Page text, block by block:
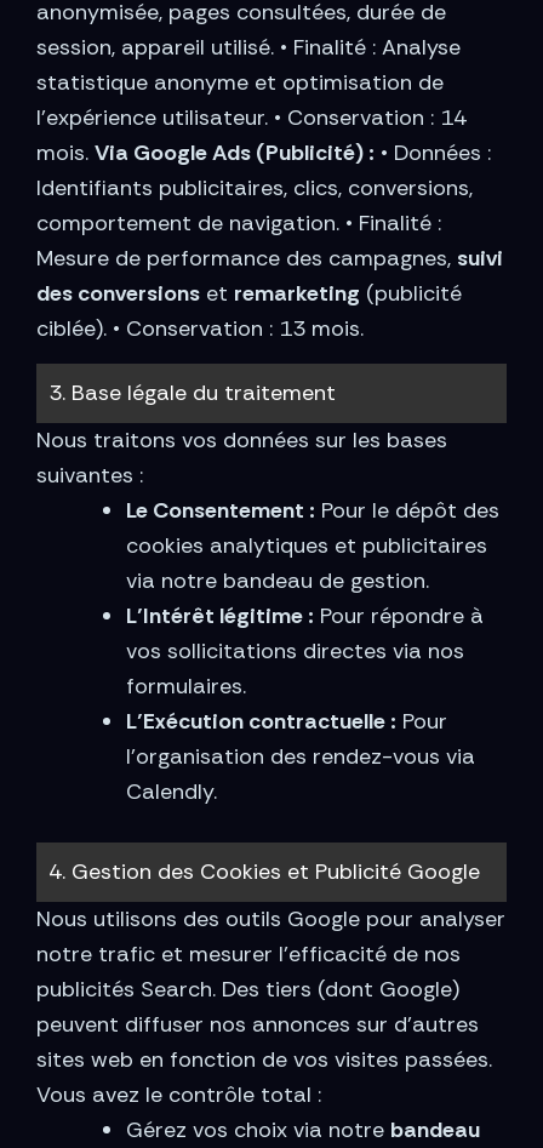
anonymisée, pages consultées, durée de
session, appareil utilisé. • Finalité : Analyse
statistique anonyme et optimisation de
l’expérience utilisateur. • Conservation : 14
mois. Via Google Ads (Publicité) : • Données :
Identifiants publicitaires, clics, conversions,
comportement de navigation. • Finalité :
Mesure de performance des campagnes, suivi
des conversions et remarketing (publicité
ciblée). • Conservation : 13 mois.
3. Base légale du traitement
Nous traitons vos données sur les bases
suivantes :
Le Consentement : Pour le dépôt des
cookies analytiques et publicitaires
via notre bandeau de gestion.
L’Intérêt légitime : Pour répondre à
vos sollicitations directes via nos
formulaires.
L’Exécution contractuelle : Pour
l’organisation des rendez-vous via
Calendly.
4. Gestion des Cookies et Publicité Google
Nous utilisons des outils Google pour analyser
notre trafic et mesurer l’efficacité de nos
publicités Search. Des tiers (dont Google)
peuvent diffuser nos annonces sur d’autres
sites web en fonction de vos visites passées.
Vous avez le contrôle total :
Gérez vos choix via notre bandeau